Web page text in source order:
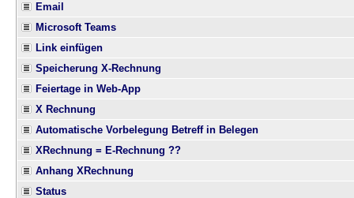
Email
Microsoft Teams
Link einfügen
Speicherung X-Rechnung
Feiertage in Web-App
X Rechnung
Automatische Vorbelegung Betreff in Belegen
XRechnung = E-Rechnung ??
Anhang XRechnung
Status